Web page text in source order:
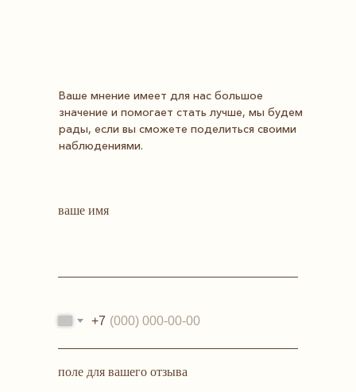
Ваше мнение имеет для нас большое
значение и помогает стать лучше, мы будем
рады, если вы сможете поделиться своими
наблюдениями.
ваше имя
+7
поле для вашего отзыва